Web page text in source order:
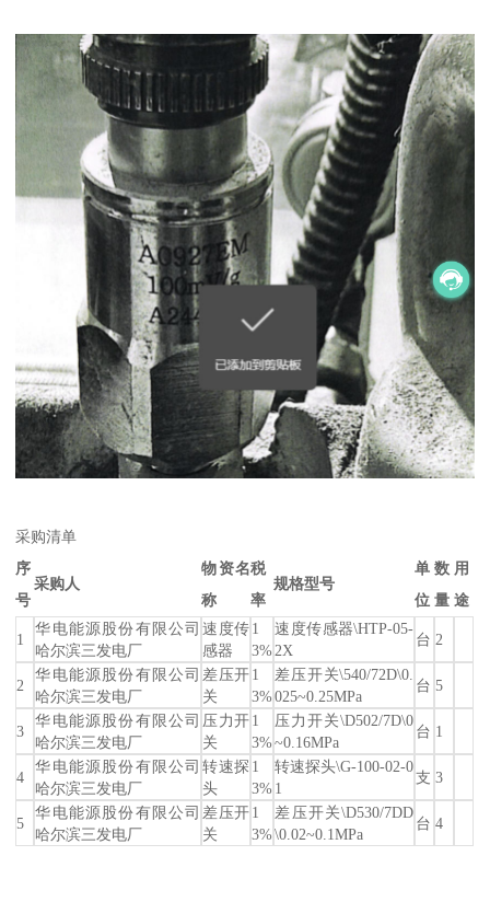
采购清单
序
号
采购人
物资名
称
税
率
规格型号
单
位
数
量
用
途
1
华电能源股份有限公司
哈尔滨三发电厂
速度传
感器
1
3%
速度传感器\HTP-05-
2X
台 2
2
华电能源股份有限公司
哈尔滨三发电厂
差压开
关
1
3%
差压开关\540/72D\0.
025~0.25MPa
台 5
3
华电能源股份有限公司
哈尔滨三发电厂
压力开
关
1
3%
压力开关\D502/7D\0
~0.16MPa
台 1
4
华电能源股份有限公司
哈尔滨三发电厂
转速探
头
1
3%
转速探头\G-100-02-0
1
支 3
5
华电能源股份有限公司
哈尔滨三发电厂
差压开
关
1
3%
差压开关\D530/7DD
\0.02~0.1MPa
台 4